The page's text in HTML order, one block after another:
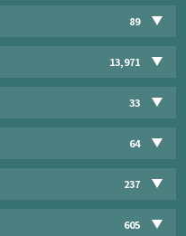
89
13,971
33
64
237
605